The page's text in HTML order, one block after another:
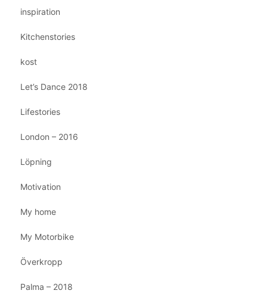
inspiration
Kitchenstories
kost
Let’s Dance 2018
Lifestories
London – 2016
Löpning
Motivation
My home
My Motorbike
Överkropp
Palma – 2018